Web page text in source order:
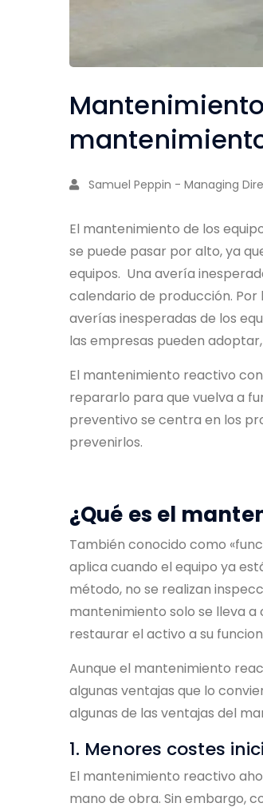
Samuel Peppin - Managing
El mantenimiento de los
se puede pasar por alto, ya
equipos. Una avería
calendario de producción.
averías inesperadas de los
las empresas pueden
El mantenimiento reactivo
repararlo para que vuelva a
preventivo se centra en los
prevenirlos.
¿Qué es el
También conocido como
aplica cuando el equipo ya
método, no se realizan
mantenimiento solo se lleva
restaurar el activo a su
Aunque el mantenimiento
algunas ventajas que lo
algunas de las ventajas del
1. Menores costes
El mantenimiento reactivo
mano de obra. Sin embargo,